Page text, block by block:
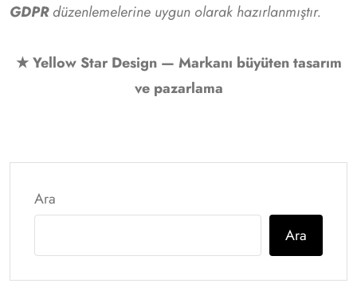
GDPRdüzenlemelerine uygun olarak hazırlanmıştır.
★ Yellow Star Design — Markanı büyüten tasarım
ve pazarlama
Ara
Ara